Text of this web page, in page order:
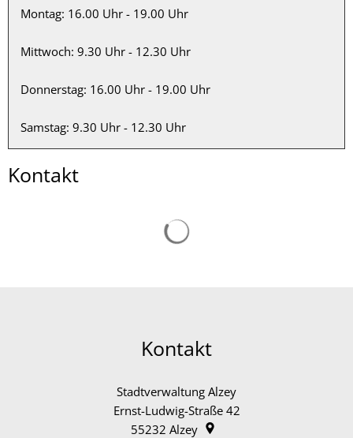
Montag: 16.00 Uhr - 19.00 Uhr
Mittwoch: 9.30 Uhr - 12.30 Uhr
Donnerstag: 16.00 Uhr - 19.00 Uhr
Samstag: 9.30 Uhr - 12.30 Uhr
Kontakt
Kontakt
Stadtverwaltung Alzey
Ernst-Ludwig-Straße 42
55232 Alzey